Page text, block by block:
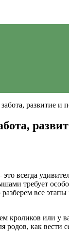
развитие и
всегда
требует
все
кроликов или
родов, как